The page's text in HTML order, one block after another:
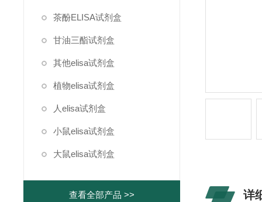
茶酚ELISA试剂盒
甘油三酯试剂盒
其他elisa试剂盒
植物elisa试剂盒
人elisa试剂盒
小鼠elisa试剂盒
大鼠elisa试剂盒
查看全部产品 >> 详